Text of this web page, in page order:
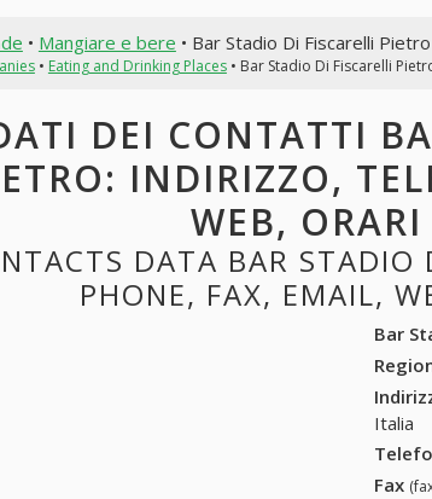
• Mangiare e bere • Bar Stadio Di Fiscarelli Pietro
• Eating and Drinking Places• Bar Stadio Di Fiscarelli
DEI CONTATTI
INDIRIZZO,
WEB,
DATA BAR STADIO
PHONE, FAX, EMAIL,
Bar
Italia
Fax